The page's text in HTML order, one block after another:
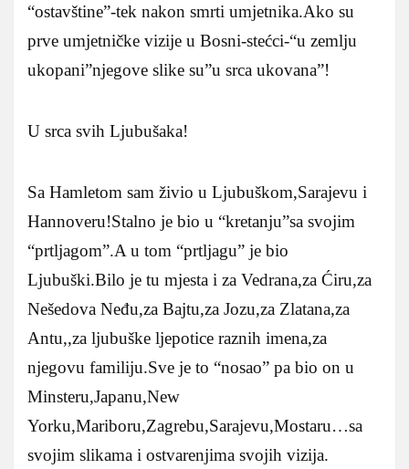
“ostavštine”-tek nakon smrti umjetnika.Ako su
prve umjetničke vizije u Bosni-stećci-“u zemlju
ukopani”njegove slike su”u srca ukovana”!
U srca svih Ljubušaka!
Sa Hamletom sam živio u Ljubuškom,Sarajevu i
Hannoveru!Stalno je bio u “kretanju”sa svojim
“prtljagom”.A u tom “prtljagu” je bio
Ljubuški.Bilo je tu mjesta i za Vedrana,za Ćiru,za
Nešedova Neđu,za Bajtu,za Jozu,za Zlatana,za
Antu,,za ljubuške ljepotice raznih imena,za
njegovu familiju.Sve je to “nosao” pa bio on u
Minsteru,Japanu,New
Yorku,Mariboru,Zagrebu,Sarajevu,Mostaru…sa
svojim slikama i ostvarenjima svojih vizija.